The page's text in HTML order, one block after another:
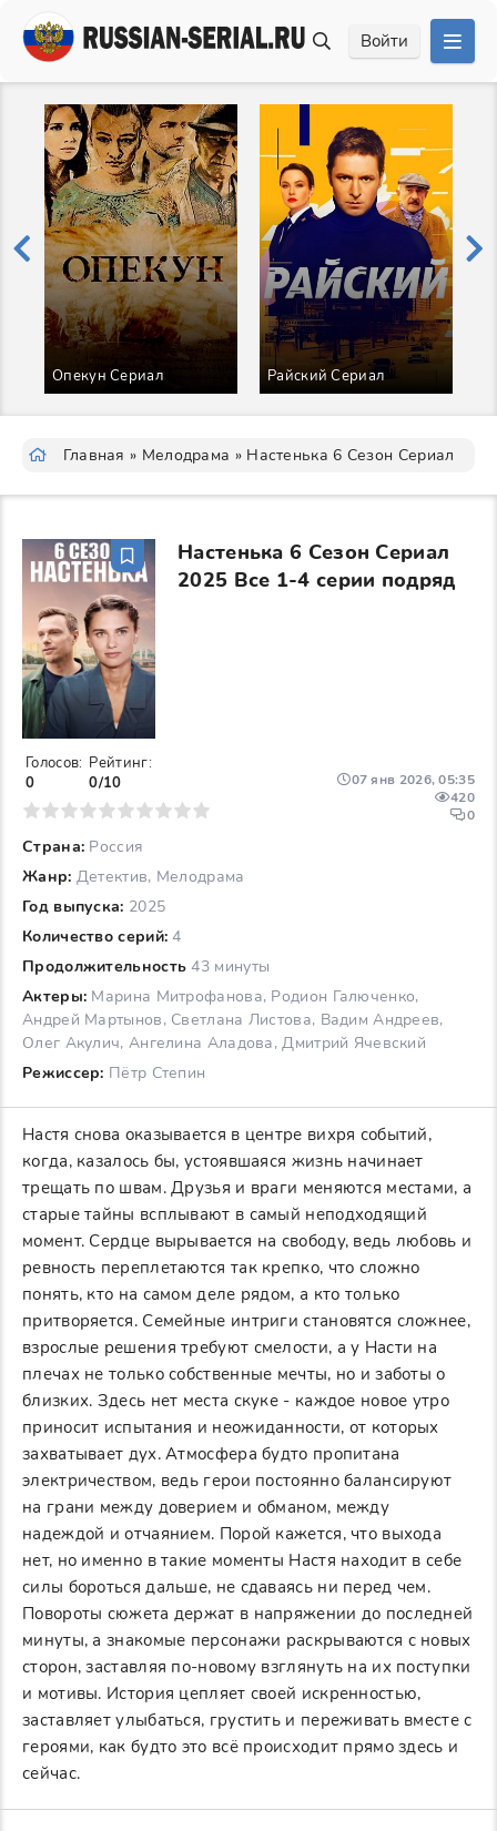
Войти
Опекун Сериал Райский Сериал
Главная » Мелодрама » Настенька 6 Сезон Сериал
Настенька 6 Сезон Сериал
2025 Все 1-4 серии подряд
Страна: Россия
Жанр: Детектив, Мелодрама
Год выпуска: 2025
Количество серий: 4
Продолжительность 43 минуты
Актеры: Марина Митрофанова, Родион Галюченко,
Андрей Мартынов, Светлана Листова, Вадим Андреев,
Олег Акулич, Ангелина Аладова, Дмитрий Ячевский
Режиссер: Пётр Степин
07 янв 2026, 05:35
420
0
Голосов:
0
Рейтинг:
0/10
7 8 9 10
Настя снова оказывается в центре вихря событий,
когда, казалось бы, устоявшаяся жизнь начинает
трещать по швам. Друзья и враги меняются местами, а
старые тайны всплывают в самый неподходящий
момент. Сердце вырывается на свободу, ведь любовь и
ревность переплетаются так крепко, что сложно
понять, кто на самом деле рядом, а кто только
притворяется. Семейные интриги становятся сложнее,
взрослые решения требуют смелости, а у Насти на
плечах не только собственные мечты, но и заботы о
близких. Здесь нет места скуке - каждое новое утро
приносит испытания и неожиданности, от которых
захватывает дух. Атмосфера будто пропитана
электричеством, ведь герои постоянно балансируют
на грани между доверием и обманом, между
надеждой и отчаянием. Порой кажется, что выхода
нет, но именно в такие моменты Настя находит в себе
силы бороться дальше, не сдаваясь ни перед чем.
Повороты сюжета держат в напряжении до последней
минуты, а знакомые персонажи раскрываются с новых
сторон, заставляя по-новому взглянуть на их поступки
и мотивы. История цепляет своей искренностью,
заставляет улыбаться, грустить и переживать вместе с
героями, как будто это всё происходит прямо здесь и
сейчас.